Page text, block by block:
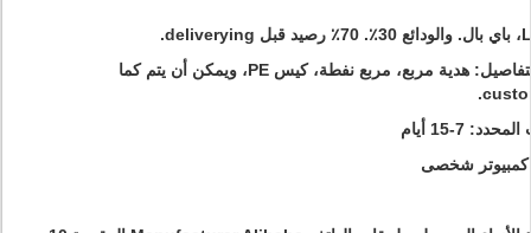
2. التعبئة والتغليف التفاصيل: هدية مربع، مربع نفطة، كيس PE، ويمكن أن يتم كما